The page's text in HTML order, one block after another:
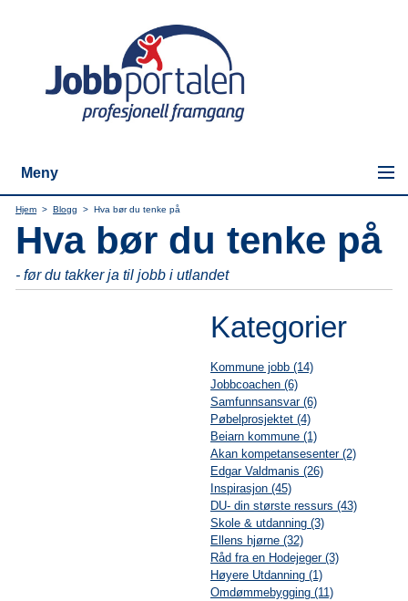
Meny
Hjem > Blogg > Hva bør du tenke på
Hva bør du tenke på
- før du takker ja til jobb i utlandet
Kategorier
Kommune jobb (14)
Jobbcoachen (6)
Samfunnsansvar (6)
Pøbelprosjektet (4)
Beiarn kommune (1)
Akan kompetansesenter (2)
Edgar Valdmanis (26)
Inspirasjon (45)
DU- din største ressurs (43)
Skole & utdanning (3)
Ellens hjørne (32)
Råd fra en Hodejeger (3)
Høyere Utdanning (1)
Omdømmebygging (11)